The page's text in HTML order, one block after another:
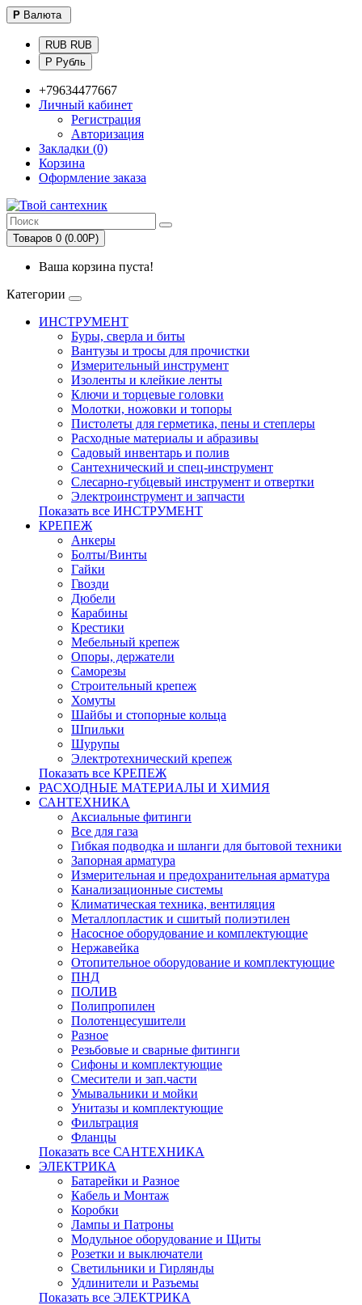
Р Валюта
RUB RUB
Р Рубль
+79634477667
Личный кабинет
Регистрация
Авторизация
Закладки (0)
Корзина
Оформление заказа
Товаров 0 (0.00Р)
Ваша корзина пуста!
Категории
ИНСТРУМЕНТ
Буры, сверла и биты
Вантузы и тросы для прочистки
Измерительный инструмент
Изоленты и клейкие ленты
Ключи и торцевые головки
Молотки, ножовки и топоры
Пистолеты для герметика, пены и степлеры
Расходные материалы и абразивы
Садовый инвентарь и полив
Сантехнический и спец-инструмент
Слесарно-губцевый инструмент и отвертки
Электроинструмент и запчасти
Показать все ИНСТРУМЕНТ
КРЕПЕЖ
Анкеры
Болты/Винты
Гайки
Гвозди
Дюбели
Карабины
Крестики
Мебельный крепеж
Опоры, держатели
Саморезы
Строительный крепеж
Хомуты
Шайбы и стопорные кольца
Шпильки
Шурупы
Электротехнический крепеж
Показать все КРЕПЕЖ
РАСХОДНЫЕ МАТЕРИАЛЫ И ХИМИЯ
САНТЕХНИКА
Аксиальные фитинги
Все для газа
Гибкая подводка и шланги для бытовой техники
Запорная арматура
Измерительная и предохранительная арматура
Канализационные системы
Климатическая техника, вентиляция
Металлопластик и сшитый полиэтилен
Насосное оборудование и комплектующие
Нержавейка
Отопительное оборудование и комплектующие
ПНД
ПОЛИВ
Полипропилен
Полотенцесушители
Разное
Резьбовые и сварные фитинги
Сифоны и комплектующие
Смесители и зап.части
Умывальники и мойки
Унитазы и комплектующие
Фильтрация
Фланцы
Показать все САНТЕХНИКА
ЭЛЕКТРИКА
Батарейки и Разное
Кабель и Монтаж
Коробки
Лампы и Патроны
Модульное оборудование и Щиты
Розетки и выключатели
Светильники и Гирлянды
Удлинители и Разъемы
Показать все ЭЛЕКТРИКА